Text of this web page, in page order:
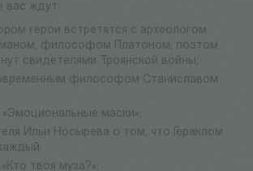
вас ждут:
герои встретятся с археологом
философом Платоном, поэтом
свидетелями Троянской войны;
философом Станиславом
маски»;
Ильи Носырева о том, что Гераклом
твоя муза?»;